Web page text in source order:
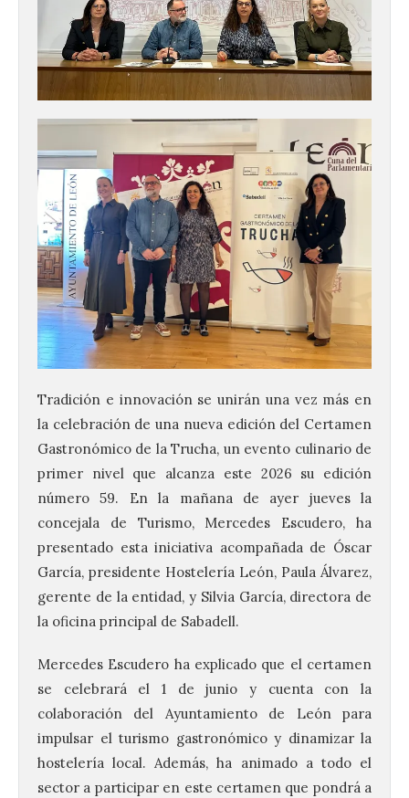
Tradición e innovación se unirán una vez más en
la celebración de una nueva edición del Certamen
Gastronómico de la Trucha, un evento culinario de
primer nivel que alcanza este 2026 su edición
número 59. En la mañana de ayer jueves la
concejala de Turismo, Mercedes Escudero, ha
presentado esta iniciativa acompañada de Óscar
García, presidente Hostelería León, Paula Álvarez,
gerente de la entidad, y Silvia García, directora de
la oficina principal de Sabadell.
Mercedes Escudero ha explicado que el certamen
se celebrará el 1 de junio y cuenta con la
colaboración del Ayuntamiento de León para
impulsar el turismo gastronómico y dinamizar la
hostelería local. Además, ha animado a todo el
sector a participar en este certamen que pondrá a